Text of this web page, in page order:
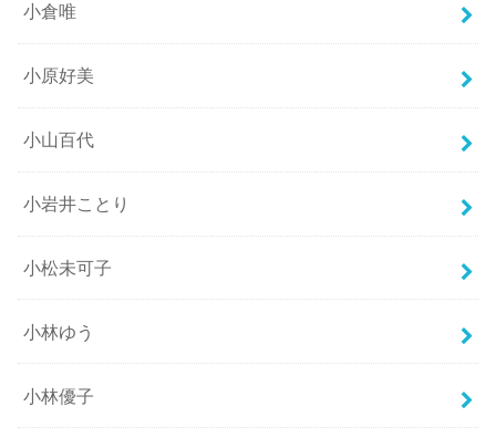
小倉唯
小原好美
小山百代
小岩井ことり
小松未可子
小林ゆう
小林優子